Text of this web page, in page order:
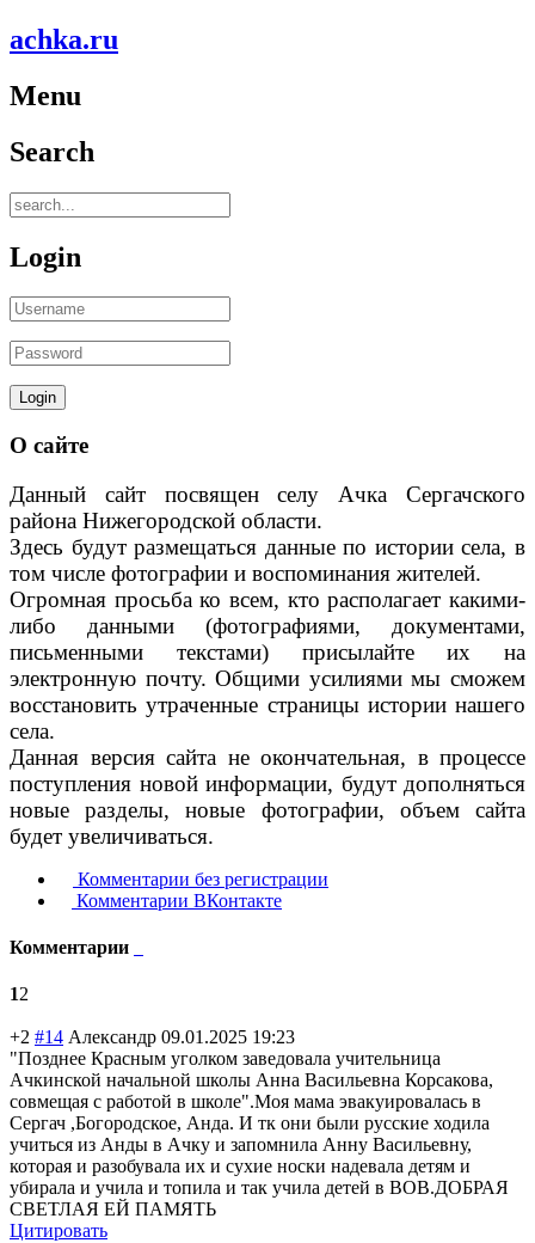
achka.ru
Menu
Search
Login
О сайте
Данный сайт посвящен селу Ачка Сергачского
района Нижегородской области.
Здесь будут размещаться данные по истории села, в
том числе фотографии и воспоминания жителей.
Огромная просьба ко всем, кто располагает какими-
либо данными (фотографиями, документами,
письменными текстами) присылайте их на
электронную почту. Общими усилиями мы сможем
восстановить утраченные страницы истории нашего
села.
Данная версия сайта не окончательная, в процессе
поступления новой информации, будут дополняться
новые разделы, новые фотографии, объем сайта
будет увеличиваться.
Комментарии без регистрации
Комментарии ВКонтакте
Комментарии
12
+2 #14 Александр 09.01.2025 19:23
"Позднее Красным уголком заведовала учительница
Ачкинской начальной школы Анна Васильевна Корсакова,
совмещая с работой в школе".Моя мама эвакуировалась в
Сергач ,Богородское, Анда. И тк они были русские ходила
учиться из Анды в Ачку и запомнила Анну Васильевну,
которая и разобувала их и сухие носки надевала детям и
убирала и учила и топила и так учила детей в ВОВ.ДОБРАЯ
СВЕТЛАЯ ЕЙ ПАМЯТЬ
Цитировать